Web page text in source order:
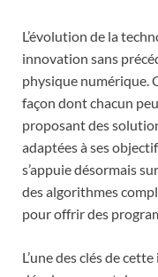
L’évolution de la
innovation sans
physique numérique.
façon dont chacun
proposant des
adaptées à ses
s’appuie désormais
des algorithmes
pour offrir des
L’une des clés de